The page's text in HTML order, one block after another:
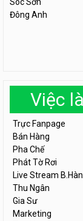
Đông Anh
Việc
Trực Fanpage
Bán Hàng
Pha Chế
Phát Tờ Rơi
Live Stream
Thu Ngân
Gia Sư
Marketing